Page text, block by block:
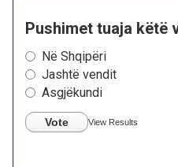
Pushimet tuaja këtë
Në Shqipëri
Jashtë vendit
Asgjëkundi
Vote View Results